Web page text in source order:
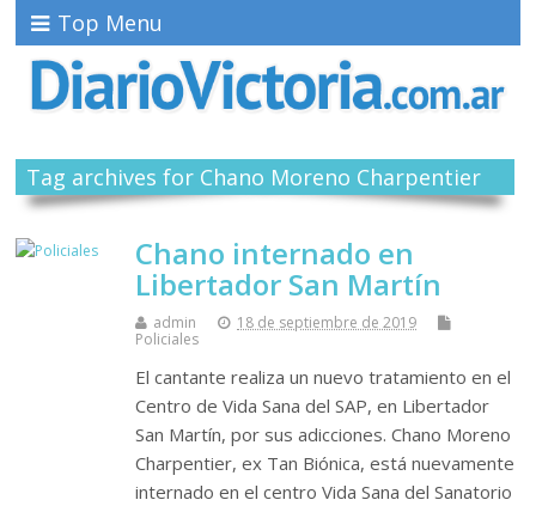
Top Menu
Tag archives for Chano Moreno Charpentier
Chano internado en
Libertador San Martín
admin
18 de septiembre de 2019
Policiales
El cantante realiza un nuevo tratamiento en el
Centro de Vida Sana del SAP, en Libertador
San Martín, por sus adicciones. Chano Moreno
Charpentier, ex Tan Biónica, está nuevamente
internado en el centro Vida Sana del Sanatorio